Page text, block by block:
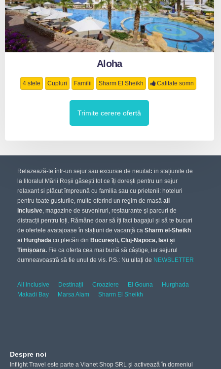
Aloha
4 stele Cupluri Familii Sharm El Sheikh Calitate somn
Trimite cerere ofertă
Relazează-te într-un sejur sau excursie de neuitat: in stațiunile de
la litoralul Mării Roșii găsești tot ce îți dorești pentru un sejur
relaxant si plăcut împreună cu familia sau cu prietenii: hoteluri
pentru toate gusturile, multe oferind un regim de masă all
inclusive, magazine de suveniruri, restaurante și parcuri de
distracții pentru toți. Rămâne doar să îți faci bagajul și să te bucuri
de ofertele avatajoase în stațiuni de vacanță ca Sharm el-Sheikh
și Hurghada cu plecări din București, Cluj-Napoca, Iași și
Timișoara. Fie ca oferta cea mai bună să câștige, iar sejurul
dumneavoastră să fie unul de vis. P.S.: Nu uitați de NEWSLETTER
All inclusive Destinații Croaziere El Gouna
Hurghada
Makadi Bay
Marsa Alam Sharm El Sheikh
Despre noi
Inflight Travel este parte a Vianet Shop SRL și activează în domeniul